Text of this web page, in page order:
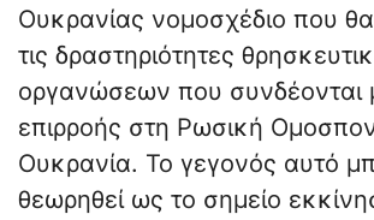
Ουκρανίας νομοσχέδιο που
τις δραστηριότητες
οργανώσεων που συνδέονται
επιρροής στη Ρωσική
Ουκρανία. Το γεγονός αυτό
θεωρηθεί ως το σημείο